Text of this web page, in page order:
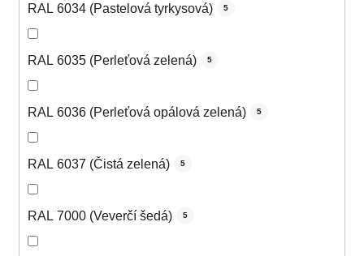
RAL 6034 (Pastelová tyrkysová) 5
RAL 6035 (Perleťová zelená) 5
RAL 6036 (Perleťová opálová zelená) 5
RAL 6037 (Čistá zelená) 5
RAL 7000 (Veverčí šedá) 5